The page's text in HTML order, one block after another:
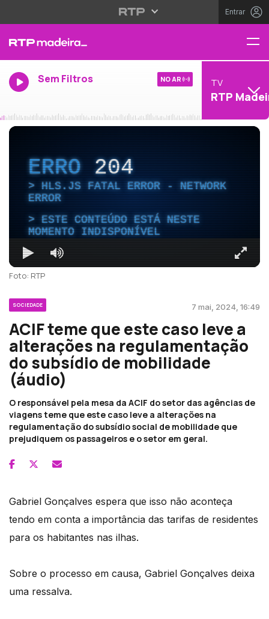
Entrar
Sem Filtros NO AR TV
RTP
ERRO204
HLS.JS FATAL ERROR - NETWORK
ERROR
ESTE CONTEÚDO ESTÁ NESTE
MOMENTO INDISPONÍVEL
Foto: RTP
SOCIEDADE 7 mai, 2024, 16:49
ACIF teme que este caso leve a
alterações na regulamentação
do subsídio de mobilidade
(áudio)
O responsável pela mesa da ACIF do setor das agências de
viagens teme que este caso leve a alterações na
regulamentação do subsídio social de mobilidade que
prejudiquem os passageiros e o setor em geral.
Gabriel Gonçalves espera que isso não aconteça
tendo em conta a importância das tarifas de residentes
para os habitantes nas ilhas.
Sobre o processo em causa, Gabriel Gonçalves deixa
uma ressalva.